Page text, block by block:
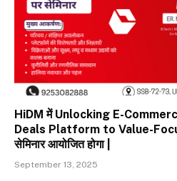
HiDM में Unlocking E-
Deals Platform to Value-
सेमिनार आयोजित होगा |
September 13, 2025